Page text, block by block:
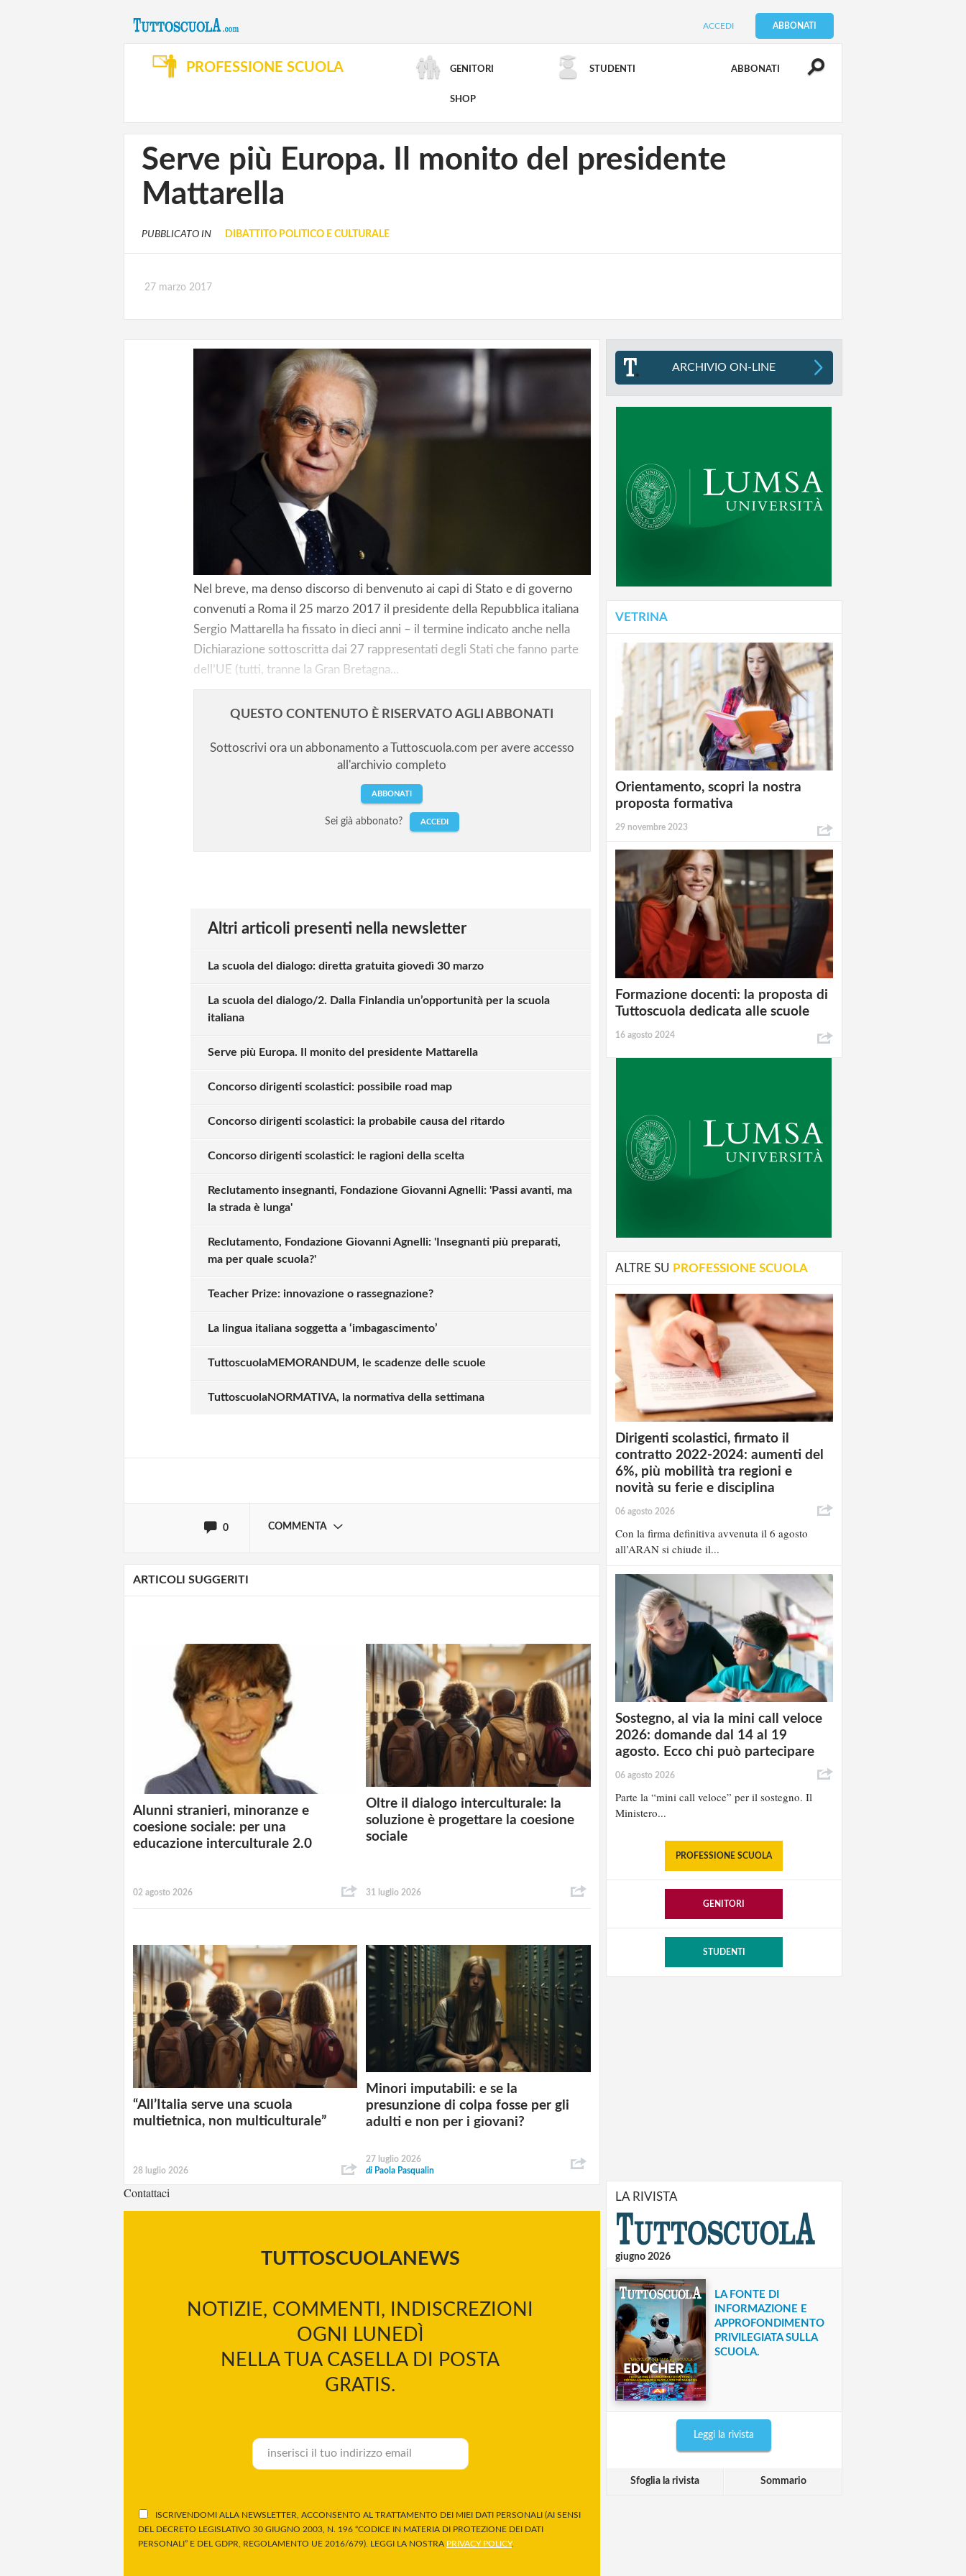
ACCEDI ABBONATI
PROFESSIONE SCUOLA GENITORI STUDENTI ABBONATI
SHOP
RICERCA AVANZATA
Serve più Europa. Il monito del presidente
Mattarella
PUBBLICATO IN DIBATTITO POLITICO E CULTURALE
27 marzo 2017
Nel breve, ma denso discorso di benvenuto ai capi di Stato e di governo
convenuti a Roma il 25 marzo 2017 il presidente della Repubblica italiana
Sergio Mattarella ha fissato in dieci anni – il termine indicato anche nella
Dichiarazione sottoscritta dai 27 rappresentati degli Stati che fanno parte
dell’UE (tutti, tranne la Gran Bretagna...
QUESTO CONTENUTO È RISERVATO AGLI ABBONATI
Sottoscrivi ora un abbonamento a Tuttoscuola.com per avere accesso
all'archivio completo
ABBONATI
Sei già abbonato? ACCEDI
Altri articoli presenti nella newsletter
La scuola del dialogo: diretta gratuita giovedì 30 marzo
La scuola del dialogo/2. Dalla Finlandia un’opportunità per la scuola
italiana
Serve più Europa. Il monito del presidente Mattarella
Concorso dirigenti scolastici: possibile road map
Concorso dirigenti scolastici: la probabile causa del ritardo
Concorso dirigenti scolastici: le ragioni della scelta
Reclutamento insegnanti, Fondazione Giovanni Agnelli: 'Passi avanti, ma
la strada è lunga'
Reclutamento, Fondazione Giovanni Agnelli: 'Insegnanti più preparati,
ma per quale scuola?'
Teacher Prize: innovazione o rassegnazione?
La lingua italiana soggetta a ‘imbagascimento’
TuttoscuolaMEMORANDUM, le scadenze delle scuole
TuttoscuolaNORMATIVA, la normativa della settimana
0 COMMENTA
Solo gli utenti registrati possono commentare!
ARTICOLI SUGGERITI
Alunni stranieri, minoranze e
coesione sociale: per una
educazione interculturale 2.0
02 agosto 2026
Oltre il dialogo interculturale: la
soluzione è progettare la coesione
sociale
31 luglio 2026
“All’Italia serve una scuola
multietnica, non multiculturale”
28 luglio 2026
Minori imputabili: e se la
presunzione di colpa fosse per gli
adulti e non per i giovani?
27 luglio 2026
di Paola Pasqualin
Contattaci
TUTTOSCUOLANEWS
NOTIZIE, COMMENTI, INDISCREZIONI
OGNI LUNEDÌ
NELLA TUA CASELLA DI POSTA
GRATIS.
ISCRIVENDOMI ALLA NEWSLETTER, ACCONSENTO AL TRATTAMENTO DEI MIEI DATI PERSONALI (AI SENSI
DEL DECRETO LEGISLATIVO 30 GIUGNO 2003, N. 196 “CODICE IN MATERIA DI PROTEZIONE DEI DATI
PERSONALI” E DEL GDPR, REGOLAMENTO UE 2016/679). LEGGI LA NOSTRA PRIVACY POLICY.
ARCHIVIO ON-LINE
VETRINA
Orientamento, scopri la nostra
proposta formativa
29 novembre 2023
Formazione docenti: la proposta di
Tuttoscuola dedicata alle scuole
16 agosto 2024
ALTRE SU PROFESSIONE SCUOLA
Dirigenti scolastici, firmato il
contratto 2022-2024: aumenti del
6%, più mobilità tra regioni e
novità su ferie e disciplina
06 agosto 2026
Con la firma definitiva avvenuta il 6 agosto
all’ARAN si chiude il...
Sostegno, al via la mini call veloce
2026: domande dal 14 al 19
agosto. Ecco chi può partecipare
06 agosto 2026
Parte la “mini call veloce” per il sostegno. Il
Ministero...
PROFESSIONE SCUOLA
GENITORI
STUDENTI
LA RIVISTA
giugno 2026
LA FONTE DI
INFORMAZIONE E
APPROFONDIMENTO
PRIVILEGIATA SULLA
SCUOLA.
Leggi la rivista
Sfoglia la rivista Sommario